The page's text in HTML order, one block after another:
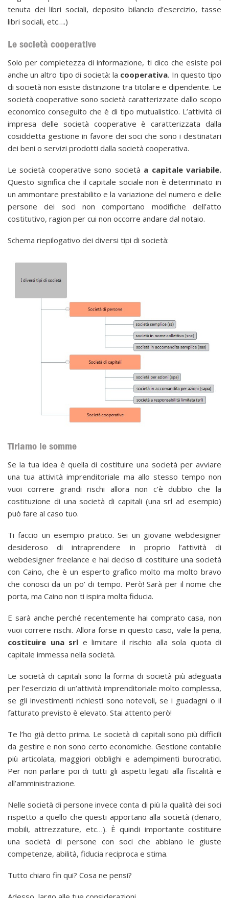
tenuta dei libri sociali, deposito bilancio d’esercizio, tasse
libri sociali, etc….)
Le società cooperative
Solo per completezza di informazione, ti dico che esiste poi
anche un altro tipo di società: la cooperativa. In questo tipo
di società non esiste distinzione tra titolare e dipendente. Le
società cooperative sono società caratterizzate dallo scopo
economico conseguito che è di tipo mutualistico. L’attività di
impresa delle società cooperative è caratterizzata dalla
cosiddetta gestione in favore dei soci che sono i destinatari
dei beni o servizi prodotti dalla società cooperativa.
Le società cooperative sono società a capitale variabile.
Questo significa che il capitale sociale non è determinato in
un ammontare prestabilito e la variazione del numero e delle
persone dei soci non comportano modifiche dell’atto
costitutivo, ragion per cui non occorre andare dal notaio.
Schema riepilogativo dei diversi tipi di società:
Tiriamo le somme
Se la tua idea è quella di costituire una società per avviare
una tua attività imprenditoriale ma allo stesso tempo non
vuoi correre grandi rischi allora non c’è dubbio che la
costituzione di una società di capitali (una srl ad esempio)
può fare al caso tuo.
Ti faccio un esempio pratico. Sei un giovane webdesigner
desideroso di intraprendere in proprio l’attività di
webdesigner freelance e hai deciso di costituire una società
con Caino, che è un esperto grafico molto ma molto bravo
che conosci da un po’ di tempo. Però! Sarà per il nome che
porta, ma Caino non ti ispira molta fiducia.
E sarà anche perché recentemente hai comprato casa, non
vuoi correre rischi. Allora forse in questo caso, vale la pena,
costituire una srl e limitare il rischio alla sola quota di
capitale immessa nella società.
Le società di capitali sono la forma di società più adeguata
per l’esercizio di un’attività imprenditoriale molto complessa,
se gli investimenti richiesti sono notevoli, se i guadagni o il
fatturato previsto è elevato. Stai attento però!
Te l’ho già detto prima. Le società di capitali sono più difficili
da gestire e non sono certo economiche. Gestione contabile
più articolata, maggiori obblighi e adempimenti burocratici.
Per non parlare poi di tutti gli aspetti legati alla fiscalità e
all’amministrazione.
Nelle società di persone invece conta di più la qualità dei soci
rispetto a quello che questi apportano alla società (denaro,
mobili, attrezzature, etc…). È quindi importante costituire
una società di persone con soci che abbiano le giuste
competenze, abilità, fiducia reciproca e stima.
Tutto chiaro fin qui? Cosa ne pensi?